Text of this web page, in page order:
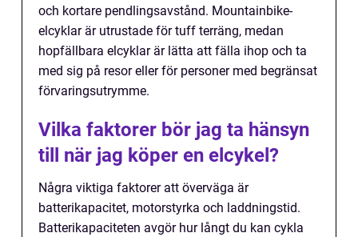
och kortare pendlingsavstånd. Mountainbike-
elcyklar är utrustade för tuff terräng, medan
hopfällbara elcyklar är lätta att fälla ihop och ta
med sig på resor eller för personer med begränsat
förvaringsutrymme.
Vilka faktorer bör jag ta hänsyn
till när jag köper en elcykel?
Några viktiga faktorer att överväga är
batterikapacitet, motorstyrka och laddningstid.
Batterikapaciteten avgör hur långt du kan cykla